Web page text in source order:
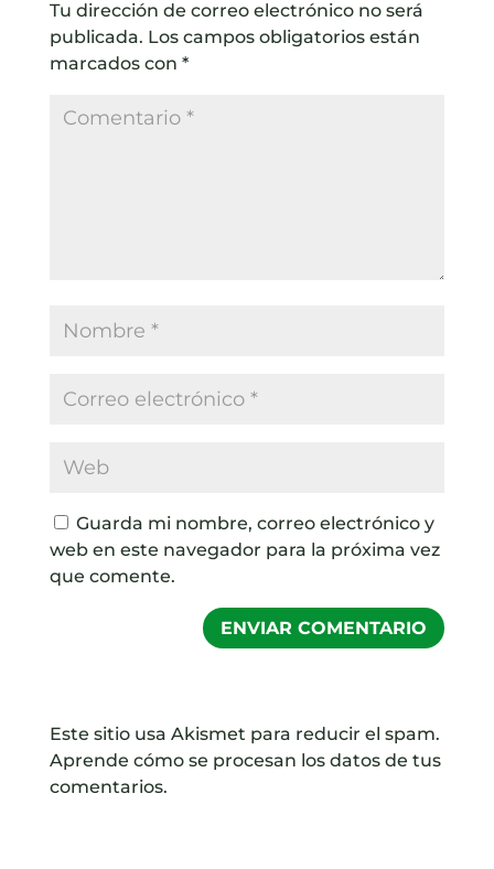
Tu dirección de correo electrónico no será
publicada. Los campos obligatorios están
marcados con *
Guarda mi nombre, correo electrónico y
web en este navegador para la próxima vez
que comente.
Este sitio usa Akismet para reducir el spam.
Aprende cómo se procesan los datos de tus
comentarios.